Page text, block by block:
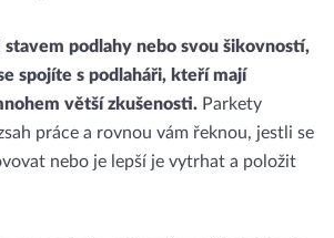
stavem podlahy nebo svou šikovností,
spojíte s podlaháři, kteří mají
větší zkušenosti.Parkety
práce a rovnou vám řeknou, jestli se
nebo je lepší je vytrhat a položit